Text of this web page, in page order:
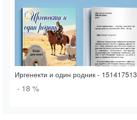
Иргенекти и один родник - 151417513
- 18 %